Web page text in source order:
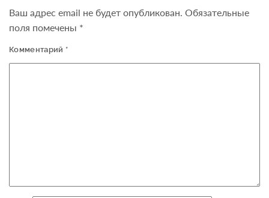
Ваш адрес email не будет опубликован. Обязательные
поля помечены *
Комментарий *